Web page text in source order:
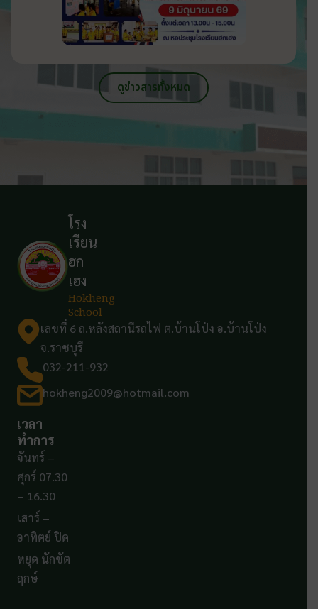
ดูข่าวสารทั้งหมด
โรง
เรียน
ฮก
เฮง
Hokheng
School
เลขที่ 6 ถ.หลังสถานีรถไฟ ต.บ้านโป่ง อ.บ้านโป่ง
จ.ราชบุรี
032-211-932
hokheng2009@hotmail.com
เวลา
ทำการ
จันทร์ –
ศุกร์ 07.30
– 16.30
เสาร์ –
อาทิตย์ ปิด
หยุด นักขัต
ฤกษ์